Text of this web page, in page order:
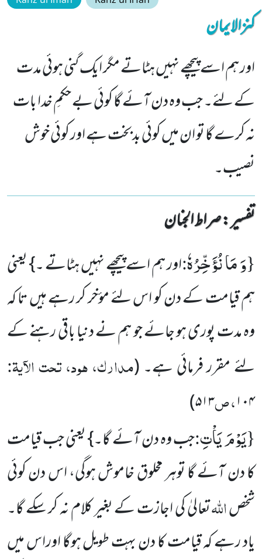
کنزالایمان
اور ہم اسے پیچھے نہیں ہٹاتے مگر ایک گنی ہوئی مدت
کے لئے۔ جب وہ دن آئے گا کوئی بے حکمِ خدا بات
نہ کرے گا تو ان میں کوئی بدبخت ہے اور کوئی خوش
نصیب۔
تفسیر : ‎صراط الجنان
{وَ مَا نُؤَخِّرُهٗ:اور ہم اسے پیچھے نہیں ہٹاتے ۔} یعنی
ہم قیامت کے دن کو اس لئے مؤخر کر رہے ہیں تا کہ
وہ مدت پوری ہو جائے جو ہم نے دنیا باقی رہنے کے
لئے مقرر فرمائی ہے۔(مدارک، ہود، تحت الآیۃ:
۱۰۴، ص۵۱۳)
{یَوْمَ یَاْتِ:جب وہ دن آئے گا۔} یعنی جب قیامت
کا دن آئے گا توہر مخلوق خاموش ہوگی، اس دن کوئی
شخصاللہتعالیٰ کی اجازت کے بغیر کلام نہ کر سکے گا۔
یاد رہے کہ قیامت کا دن بہت طویل ہوگا اوراس میں